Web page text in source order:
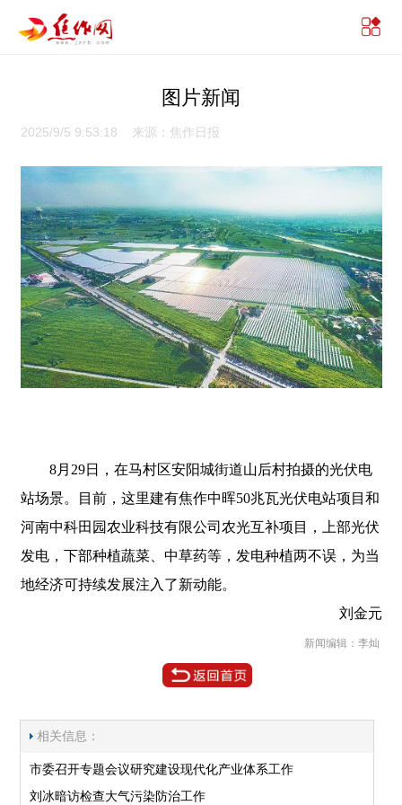
图片新闻
2025/9/5 9:53:18 来源：焦作日报
8月29日，在马村区安阳城街道山后村拍摄的光伏电
站场景。目前，这里建有焦作中晖50兆瓦光伏电站项目和
河南中科田园农业科技有限公司农光互补项目，上部光伏
发电，下部种植蔬菜、中草药等，发电种植两不误，为当
地经济可持续发展注入了新动能。
刘金元
新闻编辑：李灿
相关信息：
市委召开专题会议研究建设现代化产业体系工作
刘冰暗访检查大气污染防治工作